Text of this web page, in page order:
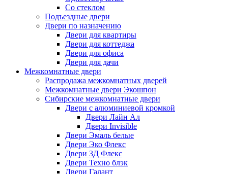
Со стеклом
Подъездные двери
Двери по назначению
Двери для квартиры
Двери для коттеджа
Двери для офиса
Двери для дачи
Межкомнатные двери
Распродажа межкомнатных дверей
Межкомнатные двери Экошпон
Сибирские межкомнатные двери
Двери с алюминиевой кромкой
Двери Лайн Ал
Двери Invisible
Двери Эмаль белые
Двери Эко Флекс
Двери 3Д Флекс
Двери Техно блэк
Двери Галант